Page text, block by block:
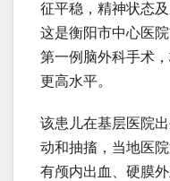
征平稳，精神状态
这是衡阳市中心医
第一例脑外科手术
更高水平。
该患儿在基层医院
动和抽搐，当地医
有颅内出血、硬膜